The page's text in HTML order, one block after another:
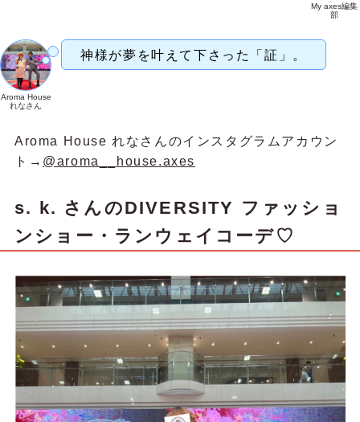
My axes編集
部
Aroma House
れなさん
神様が夢を叶えて下さった「証」。
Aroma House れなさんのインスタグラムアカウン
ト→ @aroma__house.axes
s. k. さんのDIVERSITY ファッショ
ンショー・ランウェイコーデ♡